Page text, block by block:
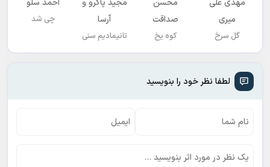
مهدی علی
میری
گل سرخ
محسن
صداقت
کوه یخ
مجید پاکرو و
آرسا
تانیمادیم سنی
احمد سلو
چی شد
لطفا نظر خود را بنویسید